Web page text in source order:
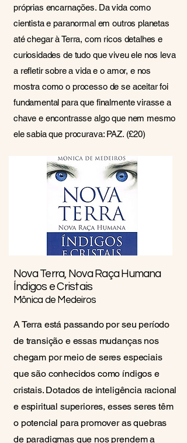
próprias encarnações. Da vida como
cientista e paranormal em outros planetas
até chegar à Terra, com ricos detalhes e
curiosidades de tudo que viveu ele nos leva
a refletir sobre a vida e o amor, e nos
mostra como o processo de se aceitar foi
fundamental para que finalmente virasse a
chave e encontrasse algo que nem mesmo
ele sabia que procurava: PAZ. (£20)
Nova Terra, Nova Raça Humana
Índigos e Cristais
Mônica de Medeiros
A Terra está passando por seu período
de transição e essas mudanças nos
chegam por meio de seres especiais
que são conhecidos como índigos e
cristais. Dotados de inteligência racional
e espiritual superiores, esses seres têm
o potencial para promover as quebras
de paradigmas que nos prendem a